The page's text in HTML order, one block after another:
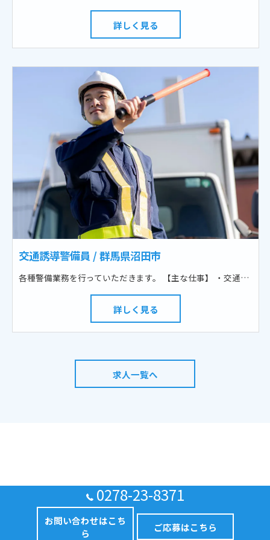
詳しく見る
交通誘導警備員 / 群馬県沼田市
各種警備業務を行っていただきます。 【主な仕事】 ・交通誘導警備 各種工事現場で交通渋滞を緩和したり事故を未然にために、車両や歩行者を安全に誘導 ・駐車場警備 各種イベント等において、来場者の安全を確保し、気持ち良くご利用できるように誘導 ・催事警備 事故や混乱を防ぐために、各種イベントの来場者を安全に誘導
詳しく見る
求人一覧へ
0278-23-8371
お問い合わせはこち
ら
ご応募はこちら